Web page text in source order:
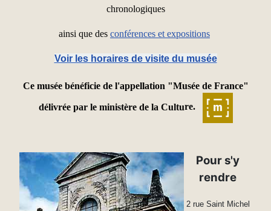
chronologiques
ainsi que des conférences et expositions
Voir les horaires de visite du musée
Ce musée bénéficie de l'appellation "Musée de France"
délivrée par le ministère de la Culture.
Pour s'y
rendre
2 rue Saint Michel